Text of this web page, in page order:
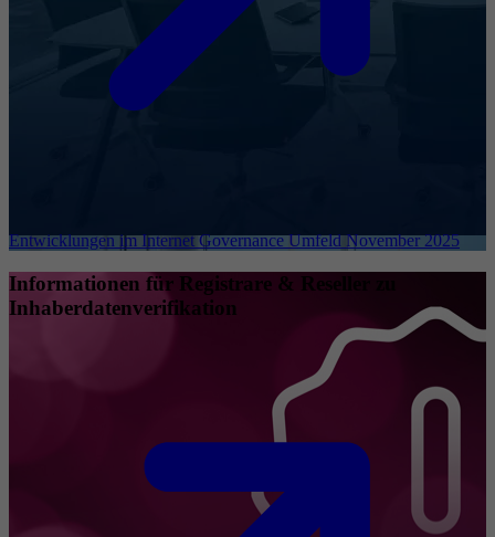
Entwicklungen im Internet Governance Umfeld November 2025
Informationen für Registrare & Reseller zu
Inhaberdatenverifikation